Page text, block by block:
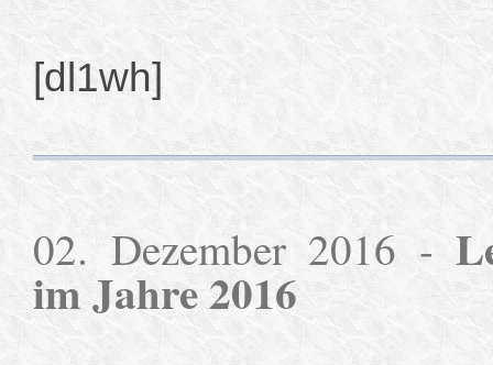
[dl1wh]
02. Dezember 2016 -
im Jahre 2016